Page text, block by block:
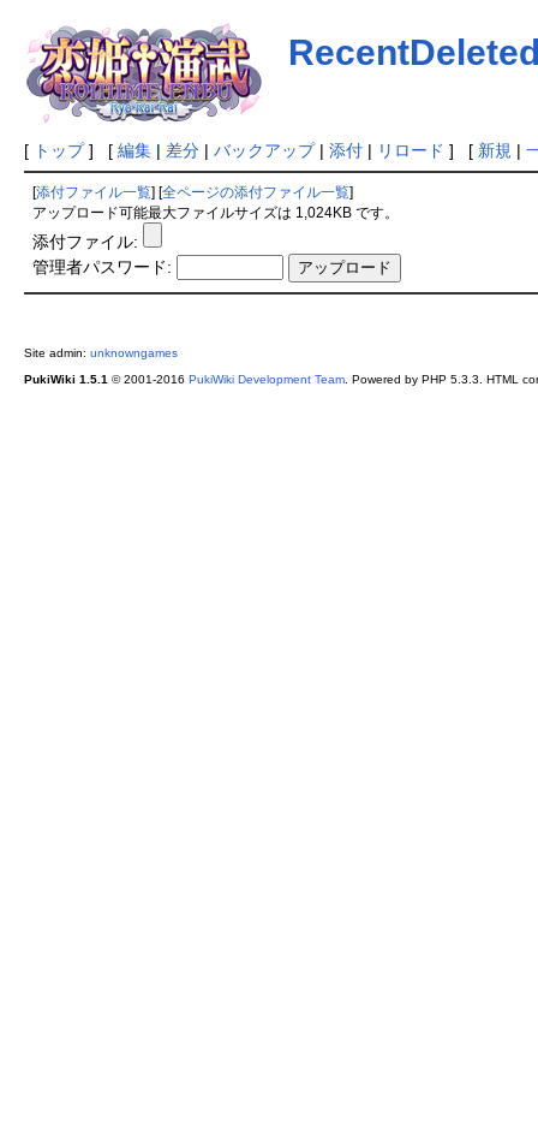
[ トップ] [ 編集| 差分| バックアップ| 添付| リロード ] [ 新規 |
添付ファイル一覧 全ページの添付ファイル一覧
アップロード可能最大ファイルサイズは 1,024KB です。
添付ファイル:
管理者パスワード:
Site admin: unknowngames
PukiWiki 1.5.1 © 2001-2016 PukiWiki Development Team. Powered by PHP 5.3.3. HTML